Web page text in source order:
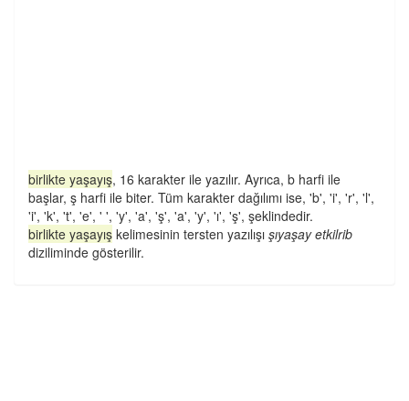
birlikte yaşayış, 16 karakter ile yazılır. Ayrıca, b harfi ile
başlar, ş harfi ile biter. Tüm karakter dağılımı ise, 'b', 'i', 'r', 'l',
'i', 'k', 't', 'e', ' ', 'y', 'a', 'ş', 'a', 'y', 'ı', 'ş', şeklindedir.
birlikte yaşayış kelimesinin tersten yazılışı şıyaşay etkilrib
diziliminde gösterilir.